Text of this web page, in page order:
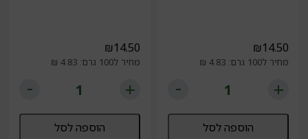
₪14.50
מחיר ל100 גרם: 4.83 ₪
הוספה לסל
₪14.50
מחיר ל100 גרם: 4.83 ₪
הוספה לסל